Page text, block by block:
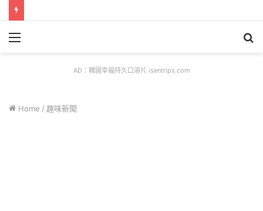
AD：韓國幸福持久口溶片 isentrips.com
Home / 趣味新聞